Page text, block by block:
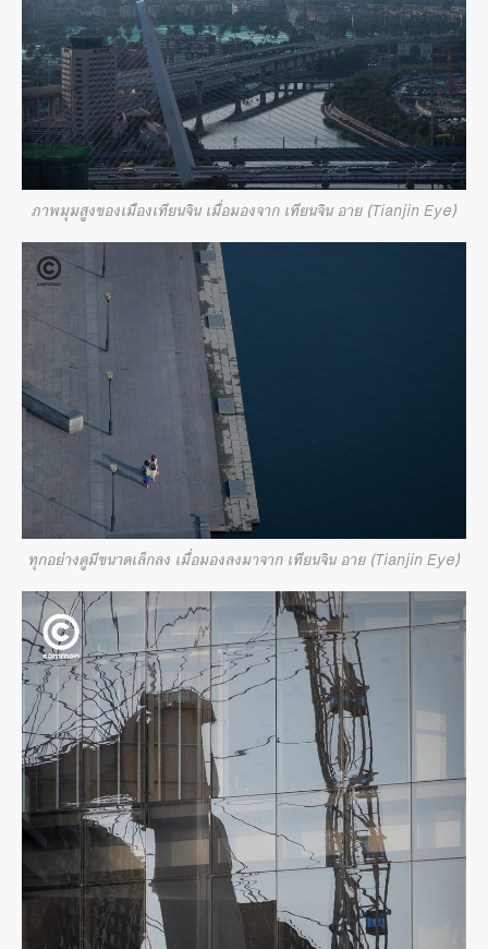
ภาพมุมสูงของเมืองเทียนจิน เมื่อมองจาก เทียนจิน อาย (Tianjin Eye)
ทุกอย่างดูมีขนาดเล็กลง เมื่อมองลงมาจาก เทียนจิน อาย (Tianjin Eye)